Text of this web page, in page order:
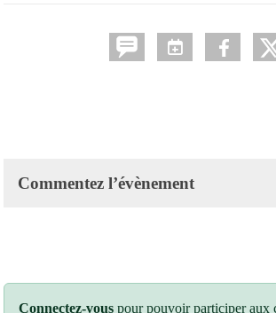
Commentez l’évènement
Connectez-vous pour pouvoir participer aux